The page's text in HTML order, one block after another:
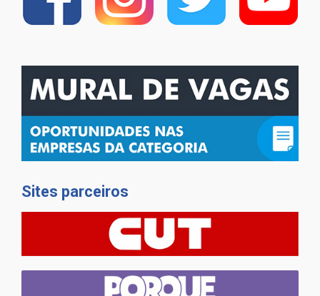
Sites parceiros